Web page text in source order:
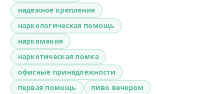
надежное крепление
наркологическая помощь
наркомания
наркотическая ломка
офисные принадлежности
первая помощь
пиво вечером